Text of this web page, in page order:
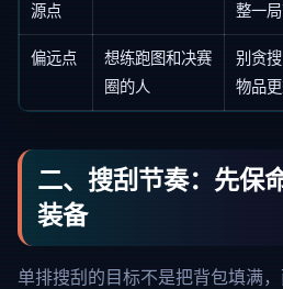
源点
整一
偏远点
想练跑图和决赛
圈的人
别贪
物品
二、搜刮节奏：先保
装备
单排搜刮的目标不是把背包填满